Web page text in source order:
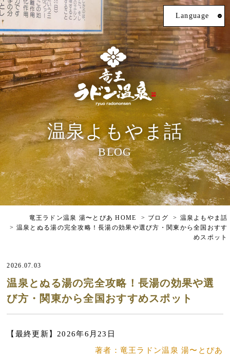
温泉よもやま話
BLOG
Language
竜王ラドン温泉 湯〜とぴあ HOME ブログ
温泉よもやま話
温泉とぬる湯の完全攻略！長湯の効果や選び方・関東から全国おすす
めスポット
2026.07.03
温泉とぬる湯の完全攻略！長湯の効果や選
び方・関東から全国おすすめスポット
【最終更新】2026年6月23日
著者：竜王ラドン温泉 湯〜とぴあ